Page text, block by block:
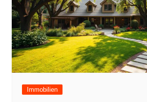
Immobilien